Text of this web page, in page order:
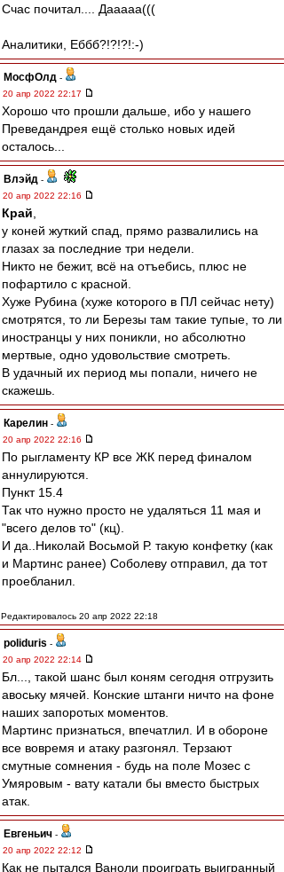
Счас почитал.... Дааааа(((
Аналитики, Еббб?!?!?!:-)
МосфОлд -
20 апр 2022 22:17
Хорошо что прошли дальше, ибо у нашего
Преведандрея ещё столько новых идей
осталось...
Влэйд -
20 апр 2022 22:16
Край
у коней жуткий спад, прямо развалились на
глазах за последние три недели.
Никто не бежит, всё на отъебись, плюс не
пофартило с красной.
Хуже Рубина (хуже которого в ПЛ сейчас нету)
смотрятся, то ли Березы там такие тупые, то ли
иностранцы у них поникли, но абсолютно
мертвые, одно удовольствие смотреть.
В удачный их период мы попали, ничего не
скажешь.
Карелин -
20 апр 2022 22:16
По рыгламенту КР все ЖК перед финалом
аннулируются.
Пункт 15.4
Так что нужно просто не удаляться 11 мая и
"всего делов то" (кц).
И да..Николай Восьмой Р. такую конфетку (как
и Мартинс ранее) Соболеву отправил, да тот
проебланил.
Редактировалось 20 апр 2022 22:18
poliduris -
20 апр 2022 22:14
Бл..., такой шанс был коням сегодня отгрузить
авоську мячей. Конские штанги ничто на фоне
наших запоротых моментов.
Мартинс признаться, впечатлил. И в обороне
все вовремя и атаку разгонял. Терзают
смутные сомнения - будь на поле Мозес с
Умяровым - вату катали бы вместо быстрых
атак.
Евгеньич -
20 апр 2022 22:12
Как не пытался Ваноли проиграть выигранный